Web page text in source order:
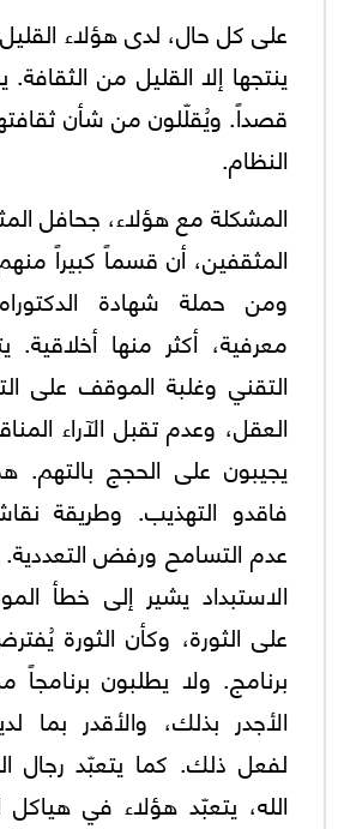
على كل حال، لدى هؤلاء
ينتجها إلا القليل من
قصداً. ويُقلّلون من شأن
النظام.
المشكلة مع هؤلاء، جحافل
المثقفين، أن قسماً كبيراً
ومن حملة شهادة
معرفية، أكثر منها أخلاقية.
التقني وغلبة الموقف على
العقل، وعدم تقبل الآراء
يجيبون على الحجج
فاقدو التهذيب. وطريقة
عدم التسامح ورفض التعددية.
الاستبداد يشير إلى خطأ
على الثورة، وكأن الثورة
برنامج. ولا يطلبون
الأجدر بذلك، والأقدر بما
لفعل ذلك. كما يتعبّد رجال
الله، يتعبّد هؤلاء في